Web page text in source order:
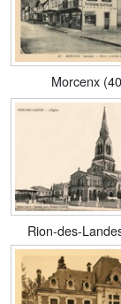
Morcenx
Rion-des-